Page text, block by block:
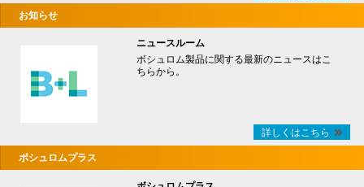
お知らせ
ニュースルーム
ボシュロム製品に関する最新のニュースはこ
ちらから。
詳しくはこちら
ボシュロムプラス